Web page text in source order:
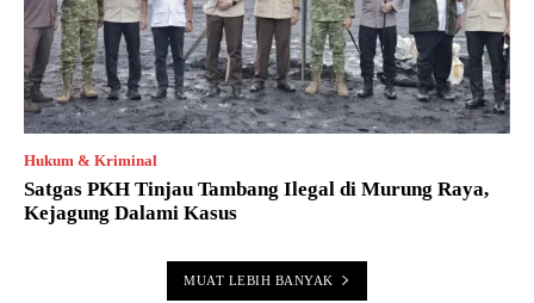
Hukum & Kriminal
Satgas PKH Tinjau Tambang Ilegal di Murung Raya,
Kejagung Dalami Kasus
MUAT LEBIH BANYAK